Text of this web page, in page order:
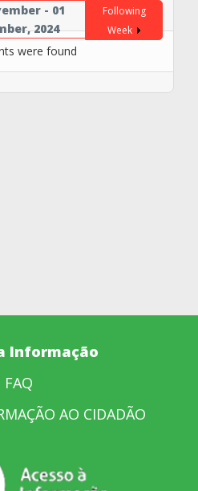
- 01
2024
Following
Week
were found
Informação
FAQ
AO CIDADÃO